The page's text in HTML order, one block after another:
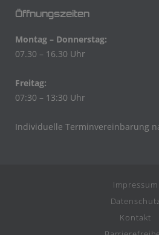
Öffnungszeiten
Montag – Donnerstag:
07.30 – 16.30 Uhr
Freitag:
07:30 – 13:30 Uhr
Individuelle Terminvereinbarung
Impressum
Kontakt